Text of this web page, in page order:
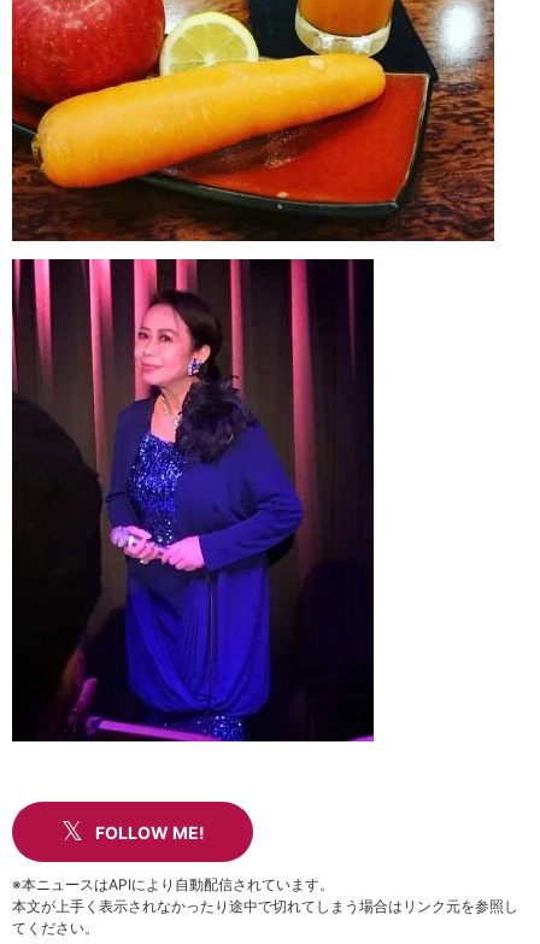
FOLLOW ME!
※本ニュースはAPIにより自動配信されています。
本文が上手く表示されなかったり途中で切れてしまう場合はリンク元を参照し
てください。